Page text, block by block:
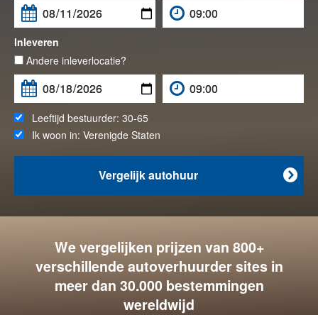
Inleveren
Andere inleverlocatie?
Leeftijd bestuurder: 30-65
Ik woon in: Verenigde Staten

Vergelijk autohuur
We vergelijken prijzen van 800+
verschillende autoverhuurder sites in
meer dan 30.000 bestemmingen
wereldwijd